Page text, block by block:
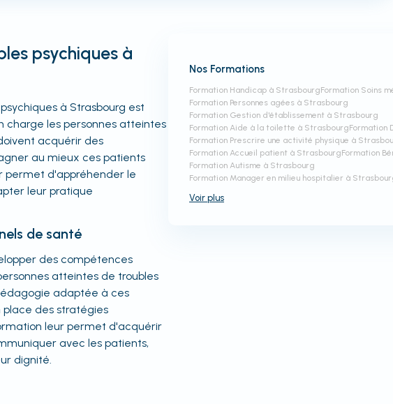
psychiques à
à Strasbourg est
charge les personnes atteintes
acquérir des
au mieux ces patients
permet d'appréhender le
leur pratique
de santé
des compétences
atteintes de troubles
adaptée à ces
des stratégies
leur permet d'acquérir
avec les patients,
dignité.
Nos Formations
Formation Handicap à StrasbourgFormation Soins
Formation Personnes agées à Strasbourg
Formation Gestion d'établissement à Strasbourg
Formation Aide à la toilette à StrasbourgFormation
Formation Prescrire une activité physique à
Formation Accueil patient à StrasbourgFormation
Formation Autisme à Strasbourg
Formation Manager en milieu hospitalier à
Voir plus